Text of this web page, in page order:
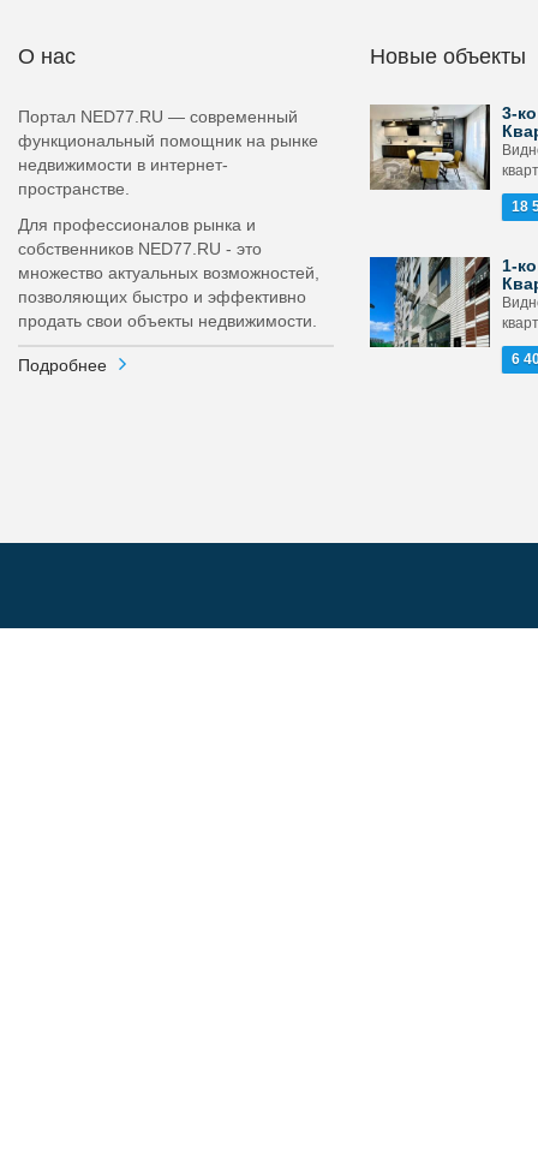
О нас
Портал NED77.RU — современный
функциональный помощник на рынке
недвижимости в интернет-
пространстве.
Для профессионалов рынка и
собственников NED77.RU - это
множество актуальных возможностей,
позволяющих быстро и эффективно
продать свои объекты недвижимости.
Подробнее
Новые объекты
3-
18
1-
6